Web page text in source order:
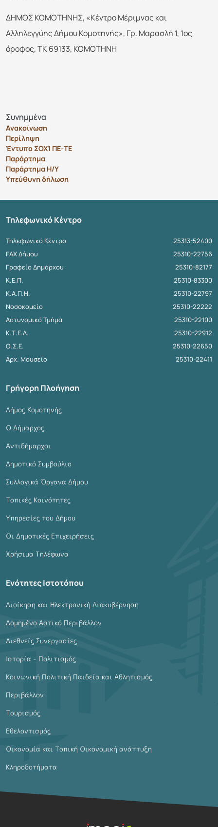
ΔΗΜΟΣ ΚΟΜΟΤΗΝΗΣ, «Κέντρο Μέριμνας και
Αλληλεγγύης Δήμου Κομοτηνής», Γρ. Μαρασλή 1, 1ος
όροφος, ΤΚ 69133, ΚΟΜΟΤΗΝΗ
Συνημμένα
Ανακοίνωση
Περίληψη
Έντυπο ΣΟΧ1 ΠΕ-ΤΕ
Παράρτημα
Παράρτημα Η/Υ
Υπεύθυνη δήλωση
Τηλεφωνικό Κέντρο
Τηλεφωνικό Κέντρο
25313-52400
FAX Δήμου
25310-22756
Γραφείο Δημάρχου
25310-82177
Κ.Ε.Π.
25310-83300
Κ.Α.Π.Η.
25310-22797
Νοσοκομείο
25310-22222
Αστυνομικό Τμήμα
25310-22100
Κ.Τ.Ε.Λ.
25310-22912
Ο.Σ.Ε.
25310-22650
Αρχ. Μουσείο
25310-22411
Γρήγορη Πλοήγηση
Δήμος Κομοτηνής
Ο Δήμαρχος
Αντιδήμαρχοι
Δημοτικό Συμβούλιο
Συλλογικά Όργανα Δήμου
Τοπικές Κοινότητες
Υπηρεσίες του Δήμου
Οι Δημοτικές Επιχειρήσεις
Χρήσιμα Τηλέφωνα
Ενότητες Ιστοτόπου
Διοίκηση και Ηλεκτρονική Διακυβέρνηση
Δομημένο Αστικό Περιβάλλον
Διεθνείς Συνεργασίες
Ιστορία - Πολιτισμός
Κοινωνική Πολιτική Παιδεία και Αθλητισμός
Περιβάλλον
Τουρισμός
Εθελοντισμός
Οικονομία και Τοπική Οικονομική ανάπτυξη
Κληροδοτήματα